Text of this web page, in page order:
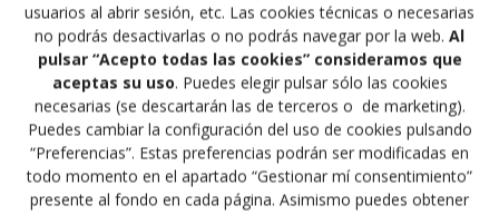
usuarios al abrir sesión, etc. Las cookies técnicas o necesarias
no podrás desactivarlas o no podrás navegar por la web. Al
pulsar “Acepto todas las cookies” consideramos que
aceptas su uso. Puedes elegir pulsar sólo las cookies
necesarias (se descartarán las de terceros o de marketing).
Puedes cambiar la configuración del uso de cookies pulsando
“Preferencias”. Estas preferencias podrán ser modificadas en
todo momento en el apartado “Gestionar mí consentimiento”
presente al fondo en cada página. Asimismo puedes obtener
individual se consiguen dos oros de Aintzane Gorria e
Irene García 3 platas de Marina Rueda Daniel Rama y
José Cuba y 3 bronces de Noelia Lalin Pablo García y
Yunier Castillo. Felicidades a todo el equipo por el buen
resultado